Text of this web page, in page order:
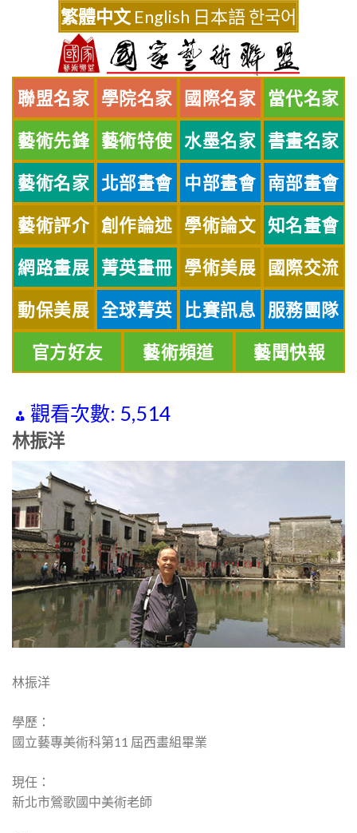
繁體中文 English 日本語한국어
聯盟名家 學院名家 國際名家 當代名家
藝術先鋒 藝術特使 水墨名家 書畫名家
藝術名家 北部畫會 中部畫會 南部畫會
藝術評介 創作論述 學術論文 知名畫會
網路畫展 菁英畫冊 學術美展 國際交流
動保美展 全球菁英 比賽訊息 服務團隊
官方好友 藝術頻道 藝聞快報
觀看次數: 5,514
林振洋
林振洋
學歷：
國立藝專美術科第11 屆西畫組畢業
現任：
新北市鶯歌國中美術老師